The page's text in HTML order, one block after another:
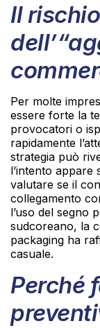
Il rischio
Per molte
essere forte la
provocatori o
rapidamente
strategia può
l’intento
valutare se il
collegamento
l’uso del segno
sudcoreano, la
packaging ha
casuale.
Perché